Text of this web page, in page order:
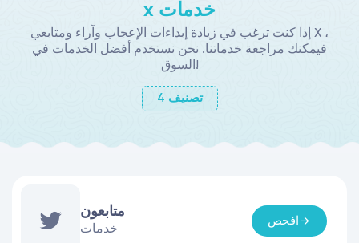
x خدمات
إذا كنت ترغب في زيادة إبداءات الإعجاب وآراء ومتابعي X ،
فيمكنك مراجعة خدماتنا. نحن نستخدم أفضل الخدمات في
السوق!
4 تصنيف
متابعون
خدمات
افحص